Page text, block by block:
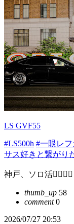
LS GVF55
#LS500h #一眼レ
サス好きと繋がり
神戸、ソロ活🙋‍♂️❤️‍🔥
thumb_up 58
comment0
2026/07/27 20:53